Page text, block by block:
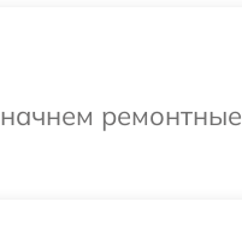
ремонтные